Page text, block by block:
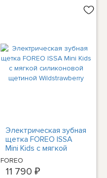
Электрическая зубная
щетка FOREO ISSA
Mini Kids с мягкой
силиконовой щетиной
Wildstrawberry
FOREO
11 790 ₽